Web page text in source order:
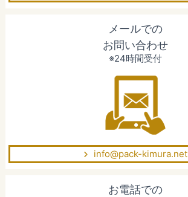
メールでの
お問い合わせ
※24時間受付
info@pack-kimura.net
お電話での